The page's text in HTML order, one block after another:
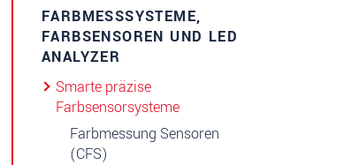
FARBMESSSYSTEME,
FARBSENSOREN UND LED
ANALYZER
Smarte präzise
Farbsensorsysteme
Farbmessung Sensoren
(CFS)